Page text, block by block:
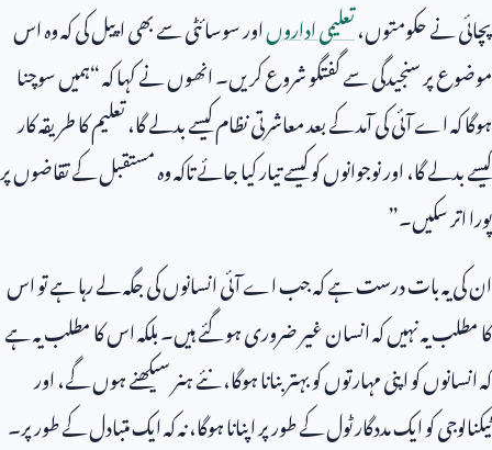
پچائی نے حکومتوں،تعلیمی اداروںاور سوسائٹی سے بھی اپیل کی کہ وہ اس
موضوع پر سنجیدگی سے گفتگو شروع کریں۔ انھوں نے کہا کہ “ہمیں سوچنا
ہوگا کہ اے آئی کی آمد کے بعد معاشرتی نظام کیسے بدلے گا، تعلیم کا طریقہ کار
کیسے بدلے گا، اور نوجوانوں کو کیسے تیار کیا جائے تاکہ وہ مستقبل کے تقاضوں پر
پورا اتر سکیں۔”
ان کی یہ بات درست ہے کہ جب اے آئی انسانوں کی جگہ لے رہا ہے تو اس
کا مطلب یہ نہیں کہ انسان غیر ضروری ہو گئے ہیں۔ بلکہ اس کا مطلب یہ ہے
کہ انسانوں کو اپنی مہارتوں کو بہتر بنانا ہوگا، نئے ہنر سیکھنے ہوں گے، اور
ٹیکنالوجی کو ایک مددگار ٹول کے طور پر اپنانا ہوگا، نہ کہ ایک متبادل کے طور پر۔